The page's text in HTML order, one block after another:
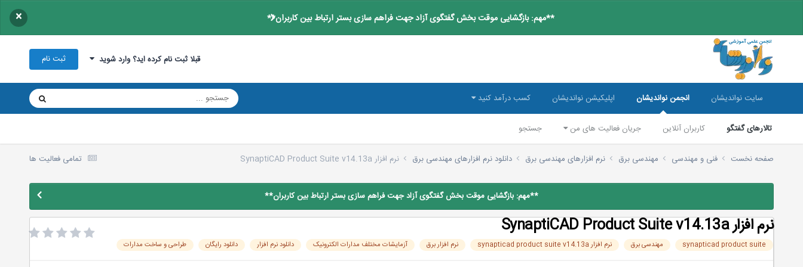
**مهم: بازگشایی موقت بخش گفتگوی آزاد جهت فراهم سازی بستر ارتباط بین کاربران** ×
قبلا ثبت نام کرده اید؟ وارد شوید ثبت نام
سایت نواندیشان انجمن نواندیشان
تالارهای گفتگو کاربران آنلاین جریان فعالیت های من جستجو
اپلیکیشن نواندیشان کسب درآمد کنید
تمامی فعالیت ها صفحه نخست فنی و مهندسی مهندسی برق نرم افزارهای مهندسی برق دانلود نرم افزارهای مهندسی برق نرم افزار SynaptiCAD Product Suite v14.13a
**مهم: بازگشایی موقت بخش گفتگوی آزاد جهت فراهم سازی بستر ارتباط بین کاربران**
نرم افزار SynaptiCAD Product Suite v14.13a
synapticad product suite مهندسی برق نرم افزار synapticad product suite v14.13a نرم افزار برق آزمایشات مختلف مدارات الکترونیک دانلود نرم افزار دانلود رایگان طراحی و ساخت مدارات